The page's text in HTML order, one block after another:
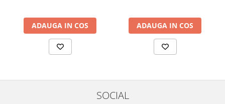
ADAUGA IN COS ADAUGA IN COS
SOCIAL